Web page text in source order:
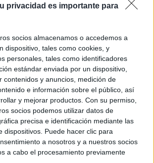
privacidad es importante para
socios almacenamos o accedemos a
dispositivo, tales como cookies, y
personales, tales como identificadores
estándar enviada por un dispositivo,
contenidos y anuncios, medición de
e información sobre el público, así
y mejorar productos. Con su permiso,
socios podemos utilizar datos de
precisa e identificación mediante las
dispositivos. Puede hacer clic para
a nosotros y a nuestros socios
a cabo el procesamiento previamente